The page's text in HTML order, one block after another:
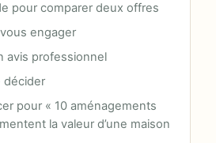
pour comparer deux offres
engager
avis professionnel
décider
pour « 10 aménagements
la valeur d’une maison